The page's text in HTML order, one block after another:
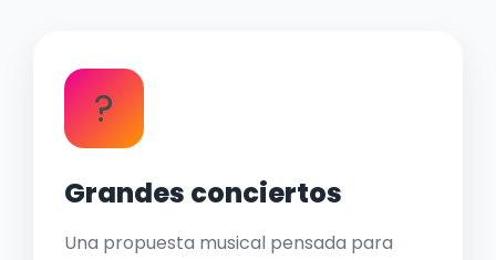
?
Grandes conciertos
Una propuesta musical pensada para